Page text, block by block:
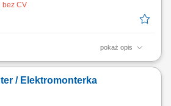
bez CV
pokaż opis
(delegacje na terenie Polski)
usuwanie usterek i wsparcie budowlane;
i ścisła współpraca z brygadą;
/ Elektromonterka